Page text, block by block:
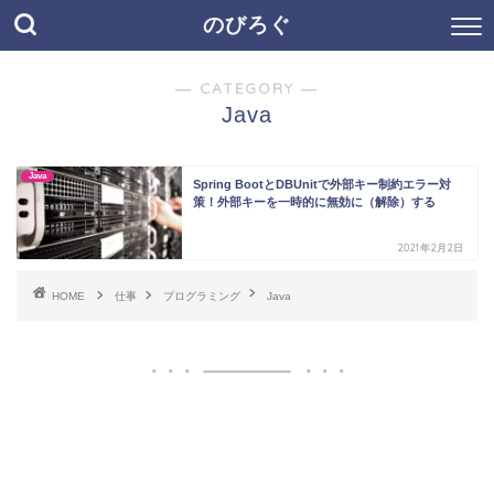
のびろぐ
― CATEGORY ―
Java
Java
Spring BootとDBUnitで外部キー制約エラー対
策！外部キーを一時的に無効に（解除）する
2021年2月2日
HOME 仕事 プログラミング Java